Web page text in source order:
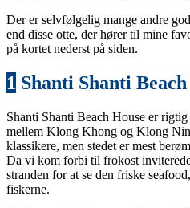
Der er selvfølgelig mange andre
end disse otte, der hører til mine
på kortet nederst på siden.
1 Shanti Shanti
Shanti Shanti Beach House er
mellem Klong Khong og Klong
klassikere, men stedet er mest
Da vi kom forbi til frokost
stranden for at se den friske
fiskerne.